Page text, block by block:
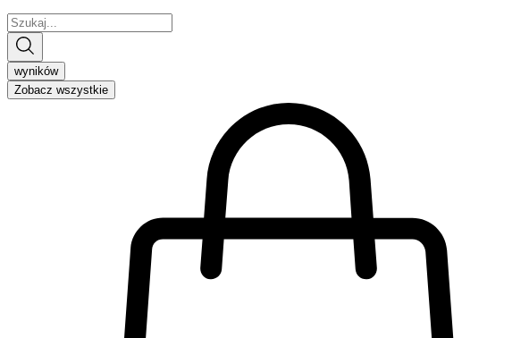
Search
...
wyników
Zobacz wszystkie